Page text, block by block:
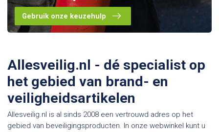
Gebruik onze keuzehulp
Allesveilig.nl - dé specialist op
het gebied van brand- en
veiligheidsartikelen
Allesveilig.nl is al sinds 2008 een vertrouwd adres op het
gebied van beveiligingsproducten. In onze webwinkel kunt u